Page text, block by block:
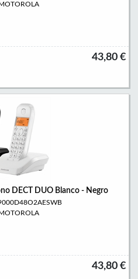
43,80 €
DECT DUO Blanco - Negro
43,80 €